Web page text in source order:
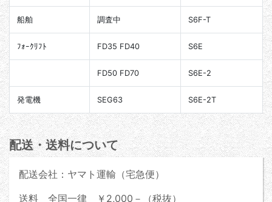
船舶 調査中 S6F-T
ﾌｫｰｸﾘﾌﾄ FD35 FD40 S6E
FD50 FD70 S6E-2
発電機 SEG63 S6E-2T
配送・送料について
配送会社：ヤマト運輸（宅急便）
送料 全国一律 ￥2,000－（税抜）